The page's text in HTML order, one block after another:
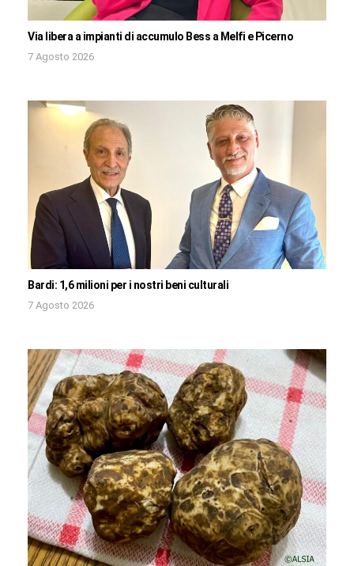
Via libera a impianti di accumulo Bess a Melfi e Picerno
7 Agosto 2026
Bardi: 1,6 milioni per i nostri beni culturali
7 Agosto 2026